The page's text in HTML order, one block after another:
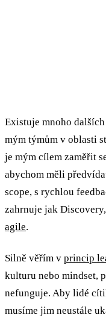
Existuje mnoho
mým týmům v oblasti
je mým cílem zaměřit
abychom měli
scope, s rychlou
zahrnuje jak
agile.
Silně věřím v princip
kulturu nebo mindset,
nefunguje. Aby lidé
musíme jim neustále